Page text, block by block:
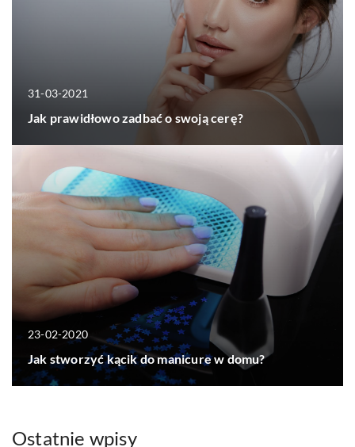
31-03-2021
Jak prawidłowo zadbać o swoją cerę?
23-02-2020
Jak stworzyć kącik do manicure w domu?
Ostatnie wpisy